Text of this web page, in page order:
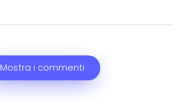
Mostra i commenti